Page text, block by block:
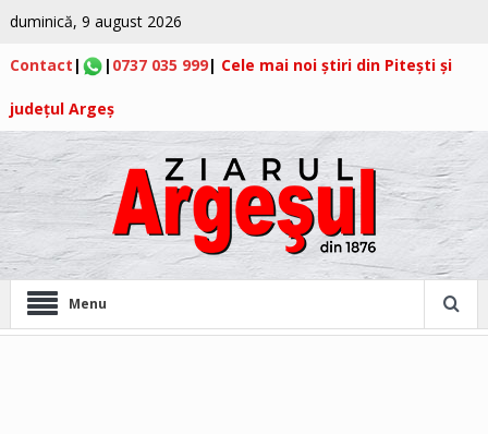
duminică, 9 august 2026
Contact | | 0737 035 999| Cele mai noi știri din Pitești și
județul Argeș
Menu